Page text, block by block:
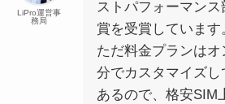
LiPro運営事
務局
ストパフォーマン
賞を受賞しています
ただ料金プランはオ
分でカスタマイズし
あるので、格安SIM